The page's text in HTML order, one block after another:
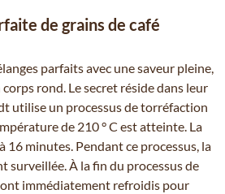
de grains de café
parfaits avec une saveur pleine,
rond. Le secret réside dans leur
utilise un processus de torréfaction
de 210 ° C est atteinte. La
minutes. Pendant ce processus, la
surveillée. À la fin du processus de
immédiatement refroidis pour